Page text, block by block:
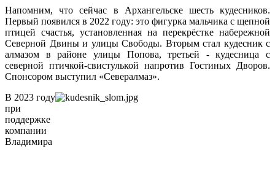
Напомним, что сейчас в Архангельске шесть кудесников.
Первый появился в 2022 году: это фигурка мальчика с щепной
птицей счастья, установленная на перекрёстке набережной
Северной Двины и улицы Свободы. Вторым стал кудесник с
алмазом в районе улицы Попова, третьей - кудесница с
северной птичкой-свистулькой напротив Гостиных Дворов.
Спонсором выступил «Севералмаз».
В 2023 году
при
поддержке
компании
Владимира